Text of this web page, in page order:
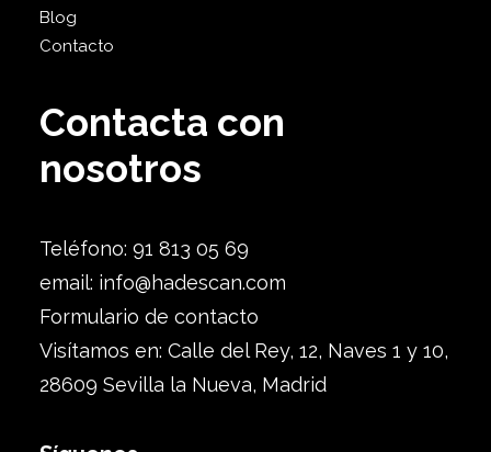
Blog
Contacto
Contacta con
nosotros
Teléfono: 91 813 05 69
email: info@hadescan.com
Formulario de contacto
Visítamos en: Calle del Rey, 12, Naves 1 y 10,
28609 Sevilla la Nueva, Madrid